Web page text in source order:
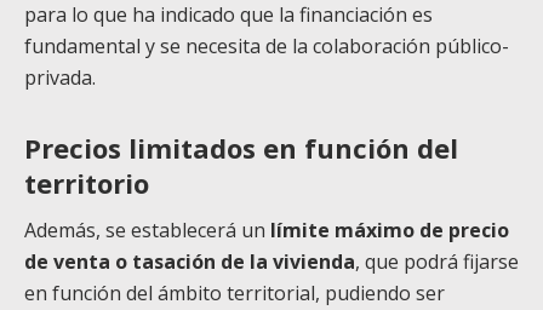
para lo que ha indicado que la financiación es
fundamental y se necesita de la colaboración público-
privada.
Precios limitados en función del
territorio
Además, se establecerá un límite máximo de precio
de venta o tasación de la vivienda, que podrá fijarse
en función del ámbito territorial, pudiendo ser